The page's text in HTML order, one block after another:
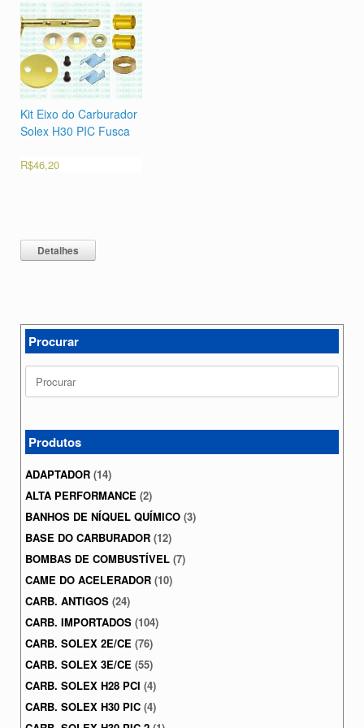
Kit Eixo do Carburador
Solex H30 PIC Fusca
R$46,20
Detalhes
Procurar
for:
Produtos
ADAPTADOR (14)
ALTA PERFORMANCE (2)
BANHOS DE NÍQUEL QUÍMICO (3)
BASE DO CARBURADOR (12)
BOMBAS DE COMBUSTÍVEL (7)
CAME DO ACELERADOR (10)
CARB. ANTIGOS (24)
CARB. IMPORTADOS (104)
CARB. SOLEX 2E/CE (76)
CARB. SOLEX 3E/CE (55)
CARB. SOLEX H28 PCI (4)
CARB. SOLEX H30 PIC (4)